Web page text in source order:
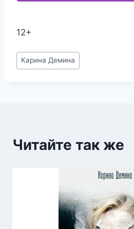
12+
Метки
записи:
Карина Демина
Читайте так же